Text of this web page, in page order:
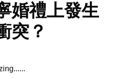
婚禮上發生
突？